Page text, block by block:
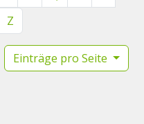
Z
Einträge pro Seite